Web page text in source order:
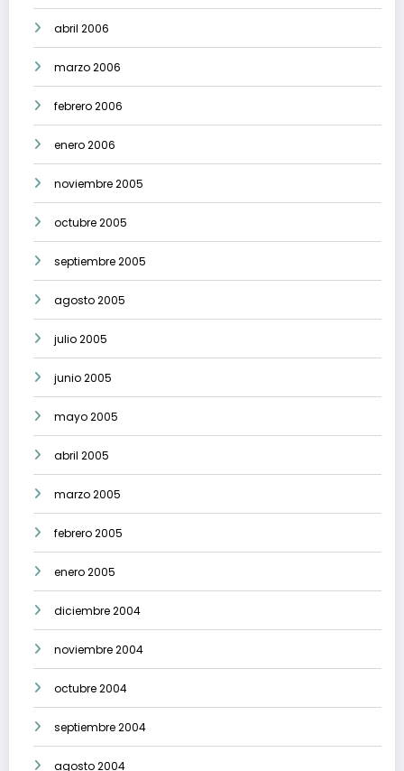
abril 2006
marzo 2006
febrero 2006
enero 2006
noviembre 2005
octubre 2005
septiembre 2005
agosto 2005
julio 2005
junio 2005
mayo 2005
abril 2005
marzo 2005
febrero 2005
enero 2005
diciembre 2004
noviembre 2004
octubre 2004
septiembre 2004
agosto 2004